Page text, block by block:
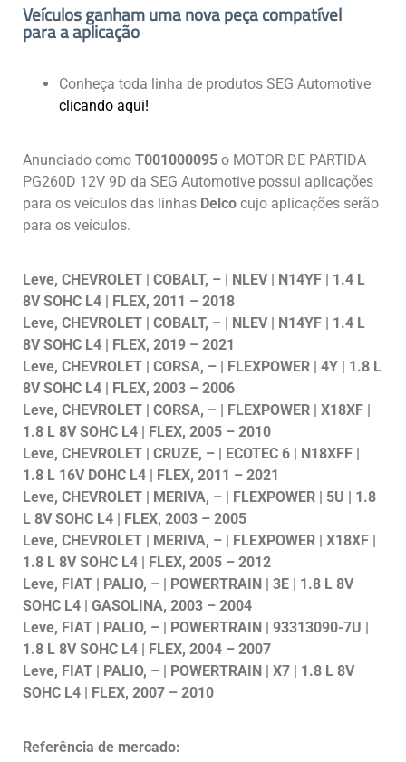
Veículos ganham uma nova peça compatível
para a aplicação
Conheça toda linha de produtos SEG Automotive
clicando aqui!
Anunciado como T001000095 o MOTOR DE PARTIDA
PG260D 12V 9D da SEG Automotive possui aplicações
para os veículos das linhas Delco cujo aplicações serão
para os veículos.
Leve, CHEVROLET | COBALT, – | NLEV | N14YF | 1.4 L
8V SOHC L4 | FLEX, 2011 – 2018
Leve, CHEVROLET | COBALT, – | NLEV | N14YF | 1.4 L
8V SOHC L4 | FLEX, 2019 – 2021
Leve, CHEVROLET | CORSA, – | FLEXPOWER | 4Y | 1.8 L
8V SOHC L4 | FLEX, 2003 – 2006
Leve, CHEVROLET | CORSA, – | FLEXPOWER | X18XF |
1.8 L 8V SOHC L4 | FLEX, 2005 – 2010
Leve, CHEVROLET | CRUZE, – | ECOTEC 6 | N18XFF |
1.8 L 16V DOHC L4 | FLEX, 2011 – 2021
Leve, CHEVROLET | MERIVA, – | FLEXPOWER | 5U | 1.8
L 8V SOHC L4 | FLEX, 2003 – 2005
Leve, CHEVROLET | MERIVA, – | FLEXPOWER | X18XF |
1.8 L 8V SOHC L4 | FLEX, 2005 – 2012
Leve, FIAT | PALIO, – | POWERTRAIN | 3E | 1.8 L 8V
SOHC L4 | GASOLINA, 2003 – 2004
Leve, FIAT | PALIO, – | POWERTRAIN | 93313090-7U |
1.8 L 8V SOHC L4 | FLEX, 2004 – 2007
Leve, FIAT | PALIO, – | POWERTRAIN | X7 | 1.8 L 8V
SOHC L4 | FLEX, 2007 – 2010
Referência de mercado: